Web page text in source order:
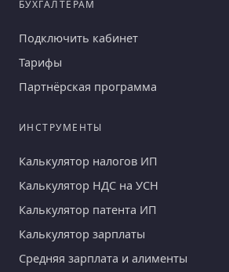
БУХГАЛТЕРАМ
Подключить кабинет
Тарифы
Партнёрская программа
ИНСТРУМЕНТЫ
Калькулятор налогов ИП
Калькулятор НДС на УСН
Калькулятор патента ИП
Калькулятор зарплаты
Средняя зарплата и алименты